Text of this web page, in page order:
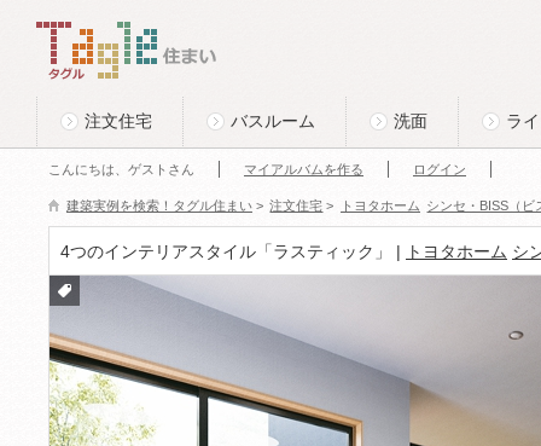
Tagle タグル 住まい
注文住宅 バスルーム 洗面 ラ
こんにちは、ゲストさん マイアルバムを作る ログイン
建築実例を検索！タグル住まい > 注文住宅 > トヨタホーム シンセ・BISS（ビ
4つのインテリアスタイル「ラスティック」 | トヨタホーム シ
をつ
ける